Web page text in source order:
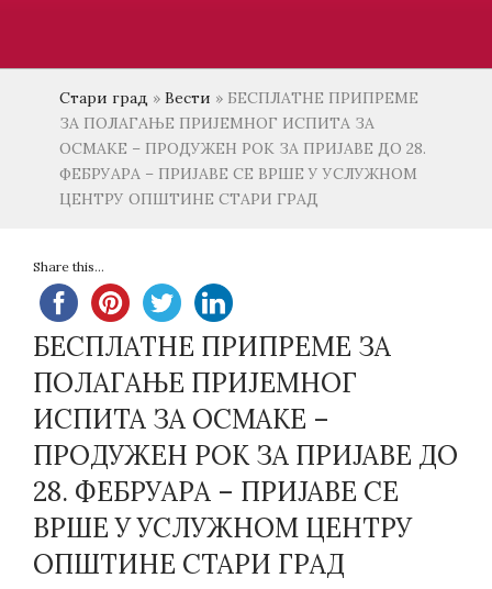
Стари град » Вести » БЕСПЛАТНЕ ПРИПРЕМЕ
ЗА ПОЛАГАЊЕ ПРИЈЕМНОГ ИСПИТА ЗА
ОСМАКЕ – ПРОДУЖЕН РОК ЗА ПРИЈАВЕ ДО 28.
ФЕБРУАРА – ПРИЈАВЕ СЕ ВРШЕ У УСЛУЖНОМ
ЦЕНТРУ ОПШТИНЕ СТАРИ ГРАД
Share this...
БЕСПЛАТНЕ ПРИПРЕМЕ ЗА
ПОЛАГАЊЕ ПРИЈЕМНОГ
ИСПИТА ЗА ОСМАКЕ –
ПРОДУЖЕН РОК ЗА ПРИЈАВЕ ДО
28. ФЕБРУАРА – ПРИЈАВЕ СЕ
ВРШЕ У УСЛУЖНОМ ЦЕНТРУ
ОПШТИНЕ СТАРИ ГРАД